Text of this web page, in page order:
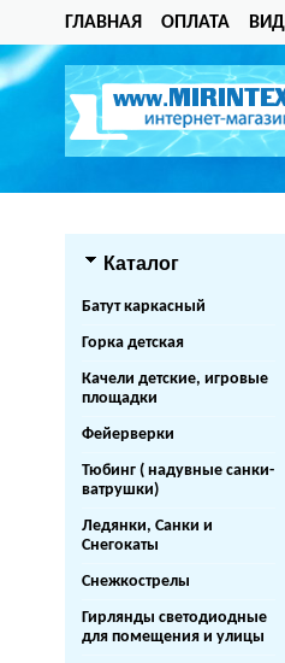
ГЛАВНАЯ ОПЛАТА
Каталог
Батут каркасный
Горка детская
Качели детские, игровые
площадки
Фейерверки
Тюбинг ( надувные санки-
ватрушки)
Ледянки, Санки и
Снегокаты
Снежкострелы
Гирлянды светодиодные
для помещения и улицы